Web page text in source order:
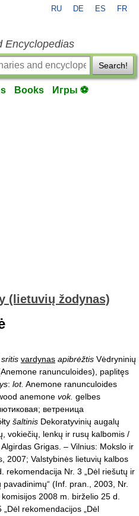
RU DE ES FR
Encyclopedias
Search!
Books Игры ⚽
(lietuvių žodynas)
sritis vardynas apibrėžtis Vėdryninių
ranunculoides), paplitęs
: lot. Anemone ranunculoides
anemone vok. gelbes
ветреница
šaltinis Dekoratyvinių augalų
vokiečių, lenkų ir rusų kalbomis /
Grigas. – Vilnius: Mokslo ir
2007; Valstybinės lietuvių kalbos
rekomendacija Nr. 3 „Dėl riešutų ir
(Inf. pran., 2003, Nr.
2008 m. birželio 25 d.
rekomendacijos „Dėl